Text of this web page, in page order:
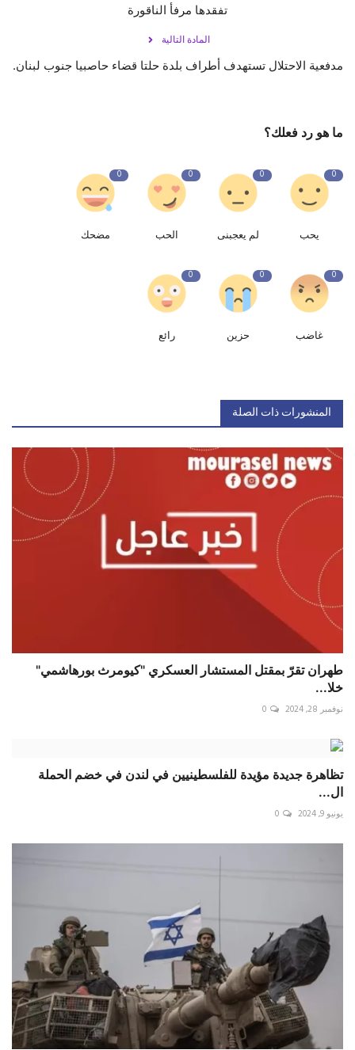
تفقدها مرفأ الناقورة
المادة التالية
مدفعية الاحتلال تستهدف أطراف بلدة حلتا قضاء حاصبيا جنوب لبنان.
ما هو رد فعلك؟
0
يحب
0
لم يعجبنى
0
الحب
0
مضحك
0
غاضب
0
حزين
0
رائع
المنشورات ذات الصلة
طهران تقرّ بمقتل المستشار العسكري "كيومرث بورهاشمي"
خلا...
نوفمبر 28, 2024 0
تظاهرة جديدة مؤيدة للفلسطينيين في لندن في خضم الحملة
ال...
يونيو 9, 2024 0